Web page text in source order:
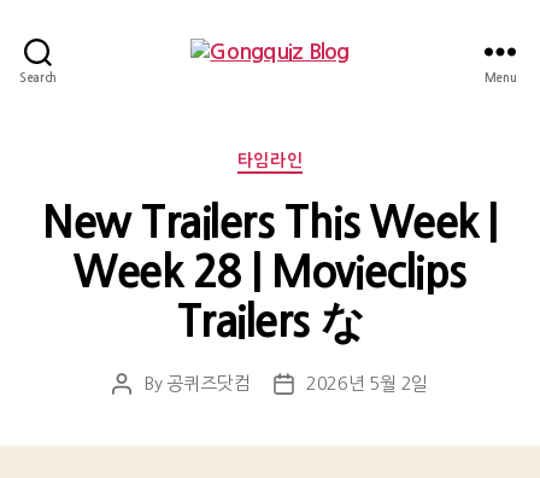
Search Menu
Categories
타임라인
New Trailers This Week |
Week 28 | Movieclips
Trailers な
PostBy 공퀴즈닷컴
Post2026년 5월 2일